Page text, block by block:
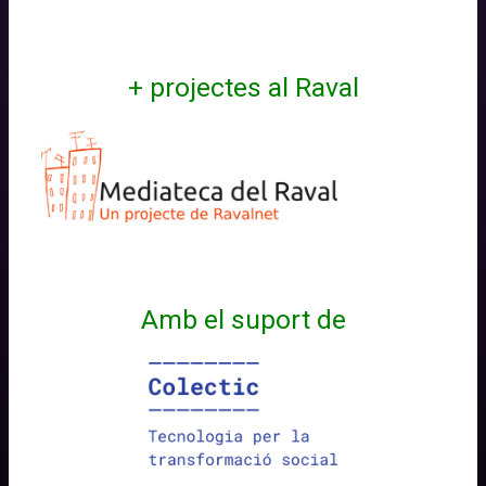
+ projectes al Raval
Amb el suport de